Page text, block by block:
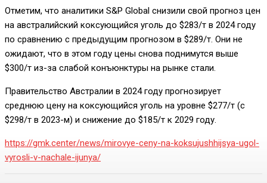
Отметим, что аналитики S&P Global снизили свой прогноз цен
на австралийский коксующийся уголь до $283/т в 2024 году
по сравнению с предыдущим прогнозом в $289/т. Они не
ожидают, что в этом году цены снова поднимутся выше
$300/т из-за слабой конъюнктуры на рынке стали.
Правительство Австралии в 2024 году прогнозирует
среднюю цену на коксующийся уголь на уровне $277/т (с
$298/т в 2023-м) и снижение до $185/т к 2029 году.
https://gmk.center/news/mirovye-ceny-na-koksujushhijsya-ugol-
vyrosli-v-nachale-ijunya/